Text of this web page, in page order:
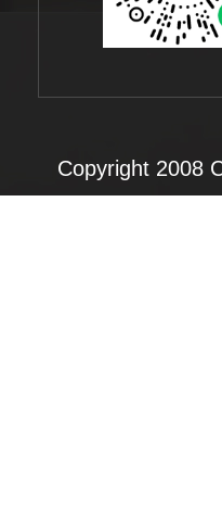
Copyright 2008